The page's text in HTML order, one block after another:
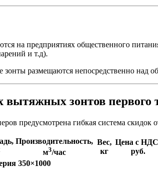
на предприятиях общественного
и т.д).
размещаются непосредственно над
вытяжных зонтов первого
предусмотрена гибкая система скидок
Производительность,
м3/час
Вес,
кг
Цена с
руб.
350×1000